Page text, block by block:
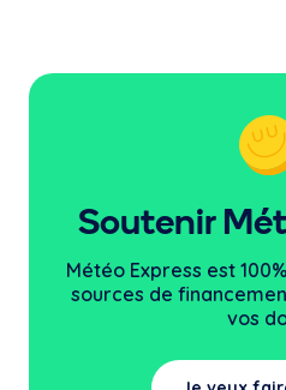
Soutenir
Météo Express est
sources de
vos